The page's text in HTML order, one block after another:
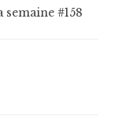
#158